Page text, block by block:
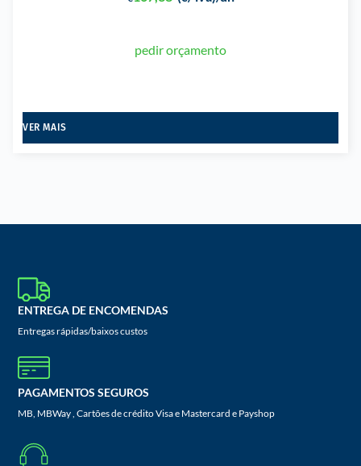
pedir orçamento
VER MAIS
ENTREGA DE ENCOMENDAS
Entregas rápidas/baixos custos
PAGAMENTOS SEGUROS
MB, MBWay , Cartões de crédito Visa e Mastercard e Payshop